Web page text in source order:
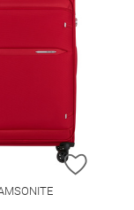
HINZUFÜGEN
ZUR